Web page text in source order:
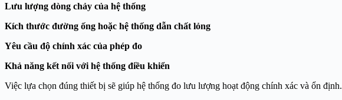
Lưu lượng dòng chảy của hệ thống
Kích thước đường ống hoặc hệ thống dẫn chất lỏng
Yêu cầu độ chính xác của phép đo
Khả năng kết nối với hệ thống điều khiển
Việc lựa chọn đúng thiết bị sẽ giúp hệ thống đo lưu lượng hoạt động chính xác và ổn định.